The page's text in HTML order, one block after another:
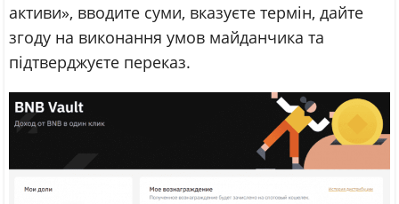
активи», вводите суми, вказуєте термін, дайте
згоду на виконання умов майданчика та
підтверджуєте переказ.